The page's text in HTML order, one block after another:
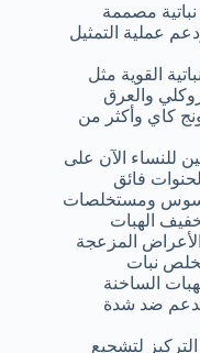
نباتية مصممة
عملية التمثيل
القوية مثل
والعرق
كاي وأكثر من
للنساء الآن على
فائق
السوس ومستخلصات
الهبات
المزعجة
نبات
الساخنة
ضد شدة
لتشجيع